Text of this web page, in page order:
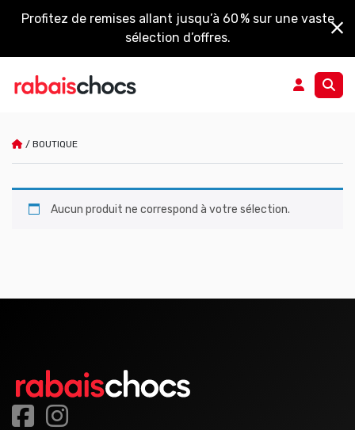
Profitez de remises allant jusqu’à 60 % sur une vaste
sélection d’offres.
/ BOUTIQUE
Boutique
Aucun produit ne correspond à votre sélection.